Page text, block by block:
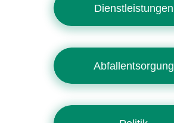
Dienstleistungen
Abfallentsorgung